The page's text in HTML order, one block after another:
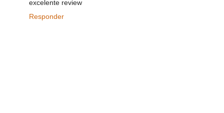
excelente review
Responder